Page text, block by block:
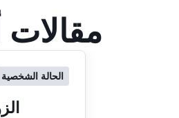
الحالة الشخصية